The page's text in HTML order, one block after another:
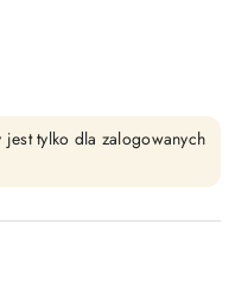
tylko dla zalogowanych